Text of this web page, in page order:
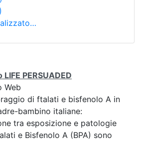
PERSUADED
Web
di ftalati e bisfenolo A in
bambino italiane:
tra esposizione e patologie
e Bisfenolo A (BPA) sono